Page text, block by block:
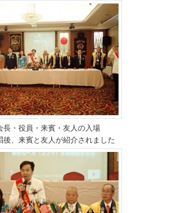
長・役員・来賓・友人の入場
後、来賓と友人が紹介されました